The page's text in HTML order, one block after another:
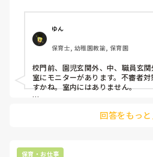
す。朝預けたら帰る時まで預けぱ
際は持つ事が許されます。
ゆん
保育士, 幼稚園教諭, 保育園
校門前、園児玄関外、中、職員玄
室にモニターがあります。不審者
すかね。室内にはありません。
回答をもっと
保育・お仕事